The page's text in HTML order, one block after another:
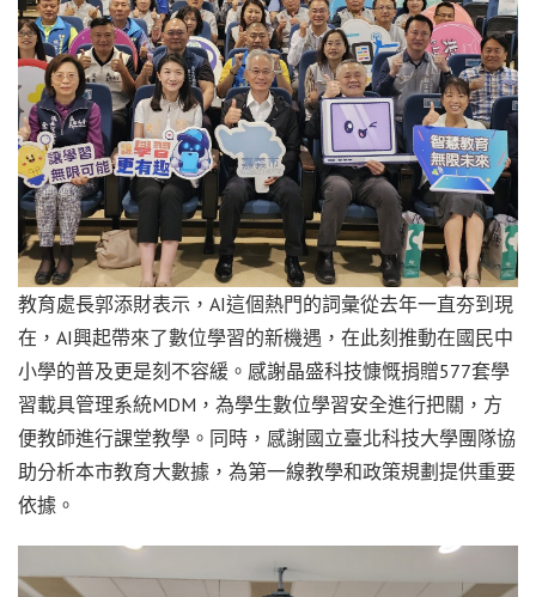
教育處長郭添財表示，AI這個熱門的詞彙從去年一直夯到現
在，AI興起帶來了數位學習的新機遇，在此刻推動在國民中
小學的普及更是刻不容緩。感謝晶盛科技慷慨捐贈577套學
習載具管理系統MDM，為學生數位學習安全進行把關，方
便教師進行課堂教學。同時，感謝國立臺北科技大學團隊協
助分析本市教育大數據，為第一線教學和政策規劃提供重要
依據。